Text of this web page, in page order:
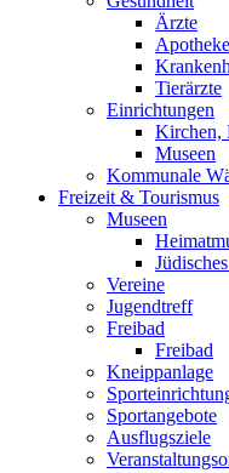
Ärzte
Tierärzte
Einrichtungen
Kirchen,
Museen
Kommunale
Freizeit & Tourismus
Museen
Vereine
Jugendtreff
Freibad
Freibad
Kneippanlage
Sportangebote
Ausflugsziele